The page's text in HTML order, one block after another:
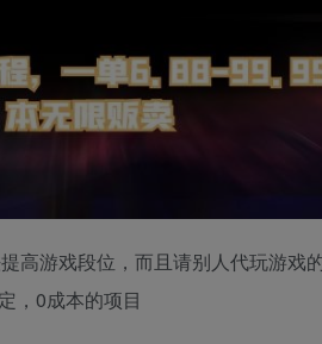
高游戏段位，而且请别人代玩游戏
，0成本的项目